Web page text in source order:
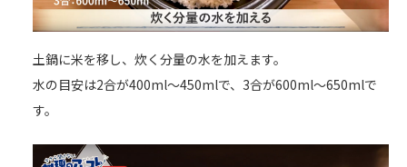
土鍋に米を移し、炊く分量の水を加えます。
水の目安は2合が400ml～450mlで、3合が600ml～650mlで
す。